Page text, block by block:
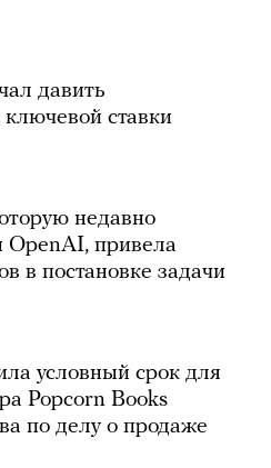
давить
ставки
недавно
привела
в постановке задачи
условный срок для
Popcorn Books
по делу о продаже